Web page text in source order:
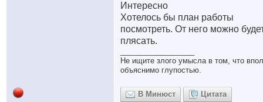
Интересно
Хотелось бы план работы
посмотреть. От него можно
плясать.
Не ищите злого умысла в том, что
объяснимо глупостью.
В Минюст
Цитата